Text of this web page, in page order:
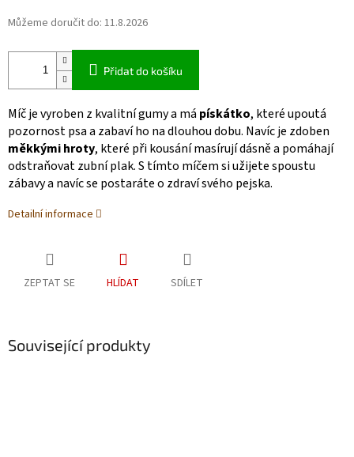
Můžeme doručit do: 11.8.2026
Přidat do košíku
Míč je vyroben z kvalitní gumy a má pískátko, které upoutá
pozornost psa a zabaví ho na dlouhou dobu. Navíc je zdoben
měkkými hroty, které při kousání masírují dásně a pomáhají
odstraňovat zubní plak. S tímto míčem si užijete spoustu
zábavy a navíc se postaráte o zdraví svého pejska.
Detailní informace
ZEPTAT SE HLÍDAT SDÍLET
Související produkty